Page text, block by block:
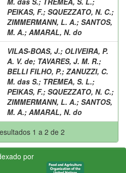
PEIKAS, F.; SQUEZZATO, N. C.;
ZIMMERMANN, L. A.; SANTOS,
M. A.; AMARAL, N. do
VILAS-BOAS, J.; OLIVEIRA, P.
A. V. de; TAVARES, J. M. R.;
BELLI FILHO, P.; ZANUZZI, C.
M. das S.; TREMEA, S. L.;
PEIKAS, F.; SQUEZZATO, N. C.;
ZIMMERMANN, L. A.; SANTOS,
M. A.; AMARAL, N. do
1 a 2 de 2
por